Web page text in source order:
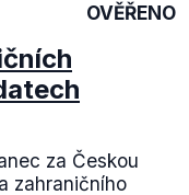
OVĚŘENO
za Českou
zahraničního